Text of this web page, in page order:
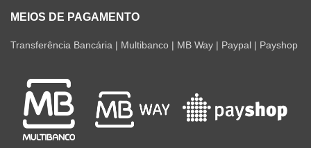
MEIOS DE PAGAMENTO
Transferência Bancária | Multibanco | MB Way | Paypal | Payshop